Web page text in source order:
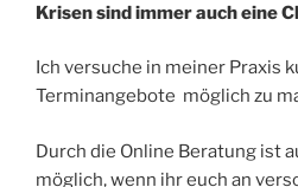
Krisen sind immer auch eine
Ich versuche in meiner Praxis
Terminangebote möglich zu
Durch die Online Beratung ist
möglich, wenn ihr euch an